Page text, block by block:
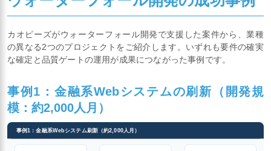
カオピーズがウォーターフォール開発で支援した案件から、業種
の異なる2つのプロジェクトをご紹介します。いずれも要件の確実
な確定と品質ゲートの運用が成果につながった事例です。
事例1：金融系Webシステムの刷新（開発規
模：約2,000人月）
事例1：金融系Webシステム刷新（約2,000人月）